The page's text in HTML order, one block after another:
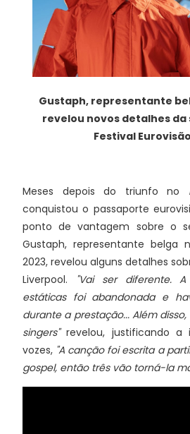
Gustaph, representante
revelou novos detalhes da
Festival
Meses depois do triunfo no
conquistou o passaporte
ponto de vantagem sobre o
Gustaph, representante belga
2023, revelou alguns detalhes
Liverpool.
"Vai ser diferente.
estáticas foi abandonada e
durante a prestação... Além
singers"revelou, justificando a
vozes, "A canção foi escrita a
gospel, então três vão torná-la